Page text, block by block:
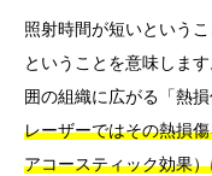
照射時間が短いという
ということを意味しま
囲の組織に広がる「熱
レーザーではその熱損
アコースティック効果